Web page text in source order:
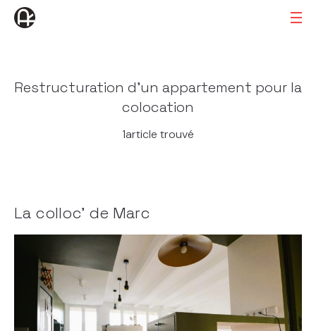
Restructuration d’un appartement pour la
colocation
1article trouvé
La colloc’ de Marc